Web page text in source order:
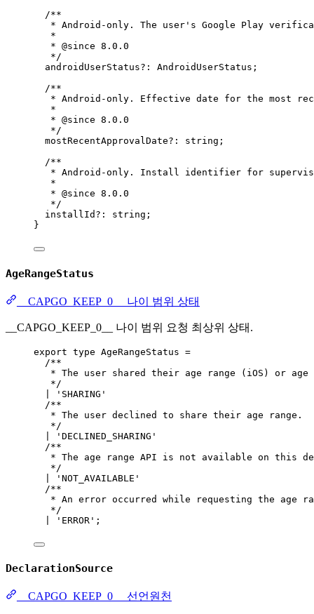
/**
* Android-only. The user's Google Play
*
* @since 8.0.0
*/
androidUserStatus?: AndroidUserStatus ;
/**
* Android-only. Effective date for the most
*
* @since 8.0.0
*/
mostRecentApprovalDate?: string ;
/**
* Android-only. Install identifier for
*
* @since 8.0.0
*/
installId ?: string ;
}
AgeRangeStatus
__CAPGO_KEEP_0__ 나이 범위 상태
__CAPGO_KEEP_0__ 나이 범위 요청 최상위 상태.
export type AgeRangeStatus =
/**
* The user shared their age range (iOS) or
*/
'SHARING'
/**
* The user declined to share their age range.
*/
'DECLINED_SHARING'
/**
* The age range API is not available on this
*/
'NOT_AVAILABLE'
/**
* An error occurred while requesting the age
*/
'ERROR' ;
DeclarationSource
__CAPGO_KEEP_0__ 선언원천